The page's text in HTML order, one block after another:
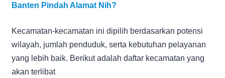
Banten Pindah Alamat Nih?
Kecamatan-kecamatan ini dipilih berdasarkan potensi
wilayah, jumlah penduduk, serta kebutuhan pelayanan
yang lebih baik. Berikut adalah daftar kecamatan yang
akan terlibat